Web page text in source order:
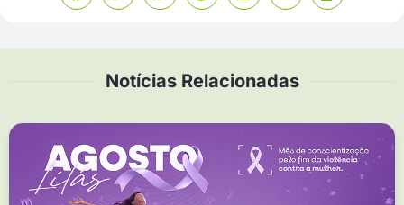
Notícias Relacionadas